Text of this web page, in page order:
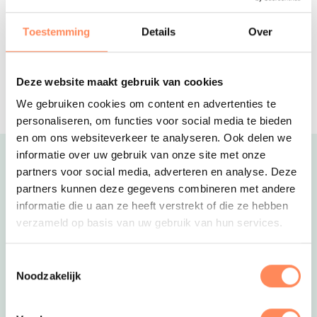
Toestemming Details Over
Deze website maakt gebruik van cookies
We gebruiken cookies om content en advertenties te
personaliseren, om functies voor social media te bieden
en om ons websiteverkeer te analyseren. Ook delen we
informatie over uw gebruik van onze site met onze
partners voor social media, adverteren en analyse. Deze
partners kunnen deze gegevens combineren met andere
informatie die u aan ze heeft verstrekt of die ze hebben
verzameld op basis van uw gebruik van hun services.
Noodzakelijk
een prachtig landgoed!
splinternieuwe vakantiehuizen op een
vakantiepark in de natuur
Uitgelicht